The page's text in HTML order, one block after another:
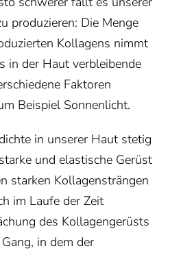
produzieren: Die Menge
Kollagens nimmt
in der Haut verbleibende
Faktoren
Beispiel Sonnenlicht.
in unserer Haut stetig
und elastische Gerüst
starken Kollagensträngen
im Laufe der Zeit
des Kollagengerüsts
in dem der